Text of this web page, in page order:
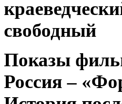
свободный
Показы
Россия –